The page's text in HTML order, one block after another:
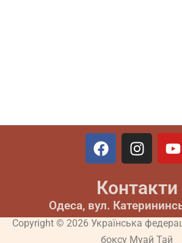
F
a
e
b
o
o
I
n
t
a
g
r
Y
o
t
u
b
e
Контакти
Одеса, вул.
Copyright © 2026 Українська
боксу Муай Тай